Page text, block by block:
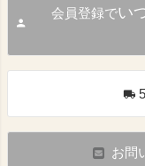
会員登録でい
お問